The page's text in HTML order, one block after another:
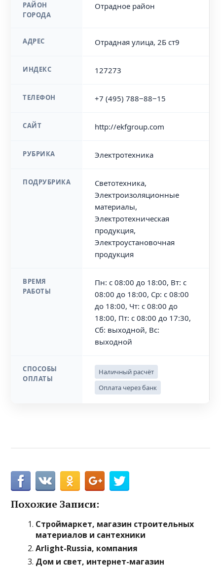
РАЙОН
ГОРОДА
Отрадное район
АДРЕС Отрадная улица, 2Б ст9
ИНДЕКС 127273
ТЕЛЕФОН +7 (495) 788‒88‒15
САЙТ http://ekfgroup.com
РУБРИКА Электротехника
ПОДРУБРИКА
Светотехника,
Электроизоляционные
материалы,
Электротехническая
продукция,
Электроустановочная
продукция
ВРЕМЯ
РАБОТЫ
Пн: с 08:00 до 18:00, Вт: с
08:00 до 18:00, Ср: с 08:00
до 18:00, Чт: с 08:00 до
18:00, Пт: с 08:00 до 17:30,
Сб: выходной, Вс:
выходной
СПОСОБЫ
ОПЛАТЫ
Наличный расчёт
Оплата через банк
Похожие Записи:
Строймаркет, магазин строительных
материалов и сантехники
Arlight-Russia, компания
Дом и свет, интернет-магазин